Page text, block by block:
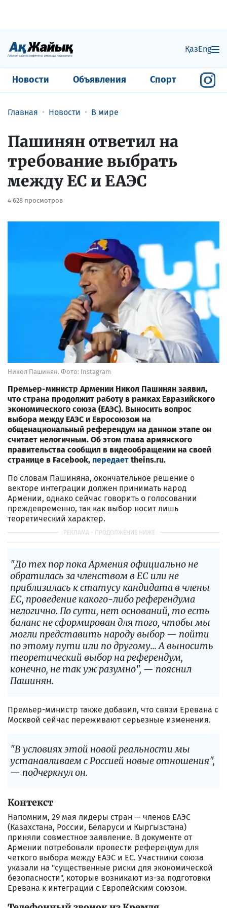
ҚазEng
Новости Объявления Спорт
Главная Новости В мире
Пашинян ответил на
требование выбрать
между ЕС и ЕАЭС
4 628 просмотров
Никол Пашинян. Фото: Instagram
Премьер-министр Армении Никол Пашинян заявил,
что страна продолжит работу в рамках Евразийского
экономического союза (ЕАЭС). Выносить вопрос
выбора между ЕАЭС и Евросоюзом на
общенациональный референдум на данном этапе он
считает нелогичным. Об этом глава армянского
правительства сообщил в видеообращении на своей
странице в Facebook, передает theins.ru.
По словам Пашиняна, окончательное решение о
векторе интеграции должен принимать народ
Армении, однако сейчас говорить о голосовании
преждевременно, так как выбор носит лишь
теоретический характер.
"До тех пор пока Армения официально не
обратилась за членством в ЕС или не
приблизилась к статусу кандидата в члены
ЕС, проведение какого-либо референдума
нелогично. По сути, нет оснований, то есть
баланс не сформирован для того, чтобы мы
могли представить народу выбор — пойти
по этому пути или по другому... А выносить
теоретический выбор на референдум,
конечно, не так уж разумно", — пояснил
Пашинян.
Премьер-министр также добавил, что связи Еревана с
Москвой сейчас переживают серьезные изменения.
"В условиях этой новой реальности мы
устанавливаем с Россией новые отношения",
— подчеркнул он.
Контекст
Напомним, 29 мая лидеры стран — членов ЕАЭС
(Казахстана, России, Беларуси и Кыргызстана)
приняли совместное заявление. В документе от
Армении потребовали провести референдум для
четкого выбора между ЕАЭС и ЕС. Участники союза
указали на "существенные риски для экономической
безопасности", которые возникают из-за подготовки
Еревана к интеграции с Европейским союзом.